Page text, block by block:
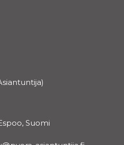
Suomi